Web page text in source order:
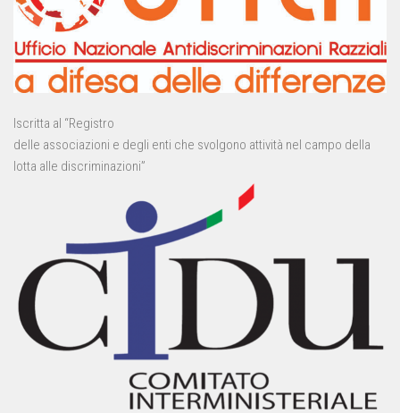
Iscritta al “Registro
delle associazioni e degli enti che svolgono attività nel campo della
lotta alle discriminazioni”